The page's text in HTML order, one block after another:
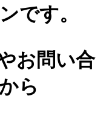
です。
お問い合
から